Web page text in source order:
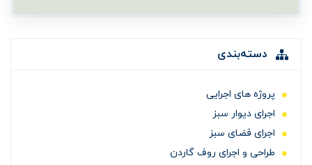
دسته‌بندی
پروژه های اجرایی
اجرای دیوار سبز
اجرای فضای سبز
طراحی و اجرای روف گاردن